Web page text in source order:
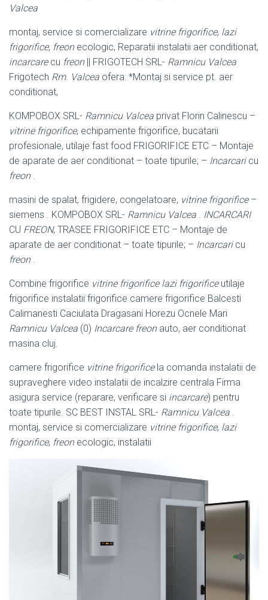
Valcea
montaj, service si comercializare vitrine frigorifice, lazi
frigorifice, freonecologic, Reparatii instalatii aer conditionat,
incarcarecu freon|| FRIGOTECH SRL- Ramnicu Valcea
Frigotech Rm. Valcea ofera: *Montaj si service pt. aer
conditionat,
KOMPOBOX SRL- Ramnicu Valcea privat Florin Calinescu –
vitrine frigorifice, echipamente frigorifice, bucatarii
profesionale, utilaje fast food FRIGORIFICE ETC – Montaje
de aparate de aer conditionat – toate tipurile; – Incarcaricu
freon.
masini de spalat, frigidere, congelatoare, vitrine frigorifice–
siemens . KOMPOBOX SRL- Ramnicu Valcea . INCARCARI
CU FREON, TRASEE FRIGORIFICE ETC – Montaje de
aparate de aer conditionat – toate tipurile; – Incarcaricu
freon.
Combine frigorifice vitrine frigorifice lazi frigorificeutilaje
frigorifice instalatii frigorifice camere frigorifice Balcesti
Calimanesti Caciulata Dragasani Horezu Ocnele Mari
Ramnicu Valcea (0) Incarcare freonauto, aer conditionat
masina cluj.
camere frigorifice vitrine frigorificela comanda instalatii de
supraveghere video instalatii de incalzire centrala Firma
asigura service (reparare, verificare si incarcare) pentru
toate tipurile. SC BEST INSTAL SRL- Ramnicu Valcea .
montaj, service si comercializare vitrine frigorifice, lazi
frigorifice, freonecologic, instalatii